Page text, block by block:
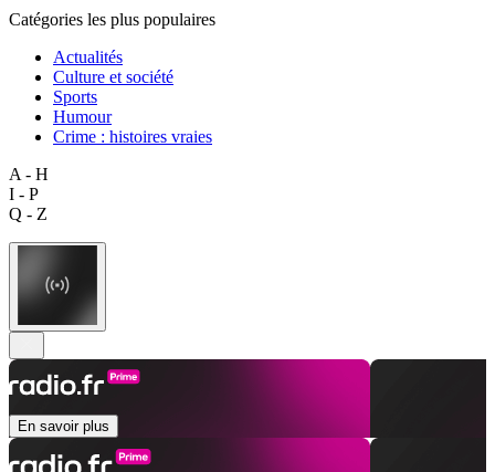
Catégories les plus populaires
Actualités
Culture et société
Sports
Humour
Crime : histoires vraies
A - H
I - P
Q - Z
En savoir plus